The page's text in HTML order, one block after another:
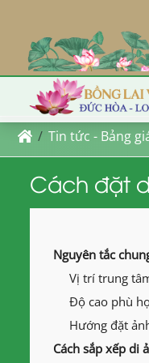
Tin tức - Bảng
Cách đặt
Nguyên tắc
Vị trí trung
Độ cao phù
Hướng đặt
Cách sắp xếp di